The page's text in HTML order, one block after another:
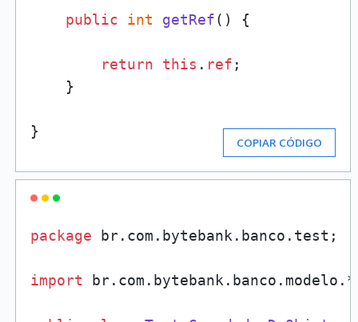
public int getRef() {
return this . ref ;
    }
}
COPIAR CÓDIGO
package br.com.bytebank.banco.test;
import